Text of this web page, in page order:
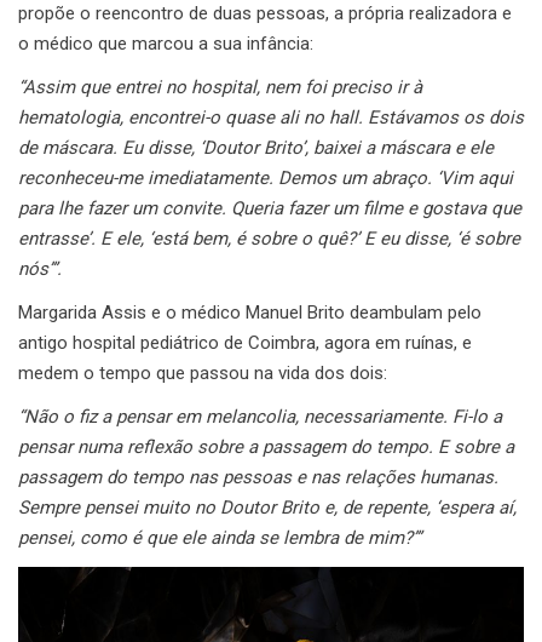
propõe o reencontro de duas pessoas, a própria realizadora e
o médico que marcou a sua infância:
“Assim que entrei no hospital, nem foi preciso ir à
hematologia, encontrei-o quase ali no hall. Estávamos os dois
de máscara. Eu disse, ‘Doutor Brito’, baixei a máscara e ele
reconheceu-me imediatamente. Demos um abraço. ‘Vim aqui
para lhe fazer um convite. Queria fazer um filme e gostava que
entrasse’. E ele, ‘está bem, é sobre o quê?’ E eu disse, ‘é sobre
nós’”.
Margarida Assis e o médico Manuel Brito deambulam pelo
antigo hospital pediátrico de Coimbra, agora em ruínas, e
medem o tempo que passou na vida dos dois:
“Não o fiz a pensar em melancolia, necessariamente. Fi-lo a
pensar numa reflexão sobre a passagem do tempo. E sobre a
passagem do tempo nas pessoas e nas relações humanas.
Sempre pensei muito no Doutor Brito e, de repente, ‘espera aí,
pensei, como é que ele ainda se lembra de mim?’”